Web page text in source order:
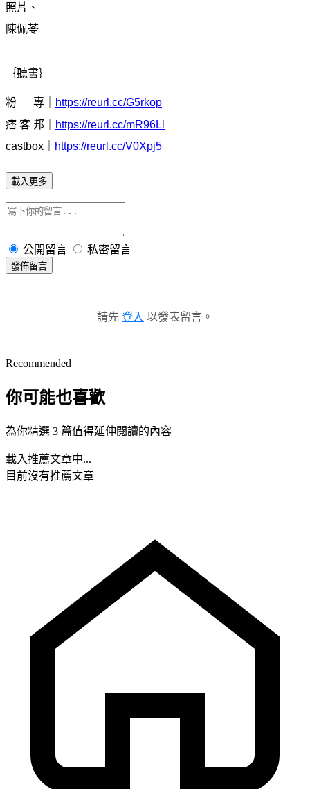
照片、
陳佩苓
｛聽書｝
粉 專｜
https://reurl.cc/G5rkop
痞 客 邦｜
https://reurl.cc/mR96Ll
castbox｜
https://reurl.cc/V0Xpj5
載入更多
公開留言 私密留言
發佈留言
請先 登入 以發表留言。
Recommended
你可能也喜歡
為你精選 3 篇值得延伸閱讀的內容
載入推薦文章中...
目前沒有推薦文章